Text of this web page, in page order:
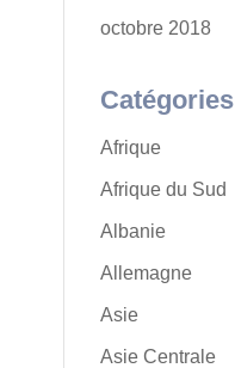
octobre 2018
Catégories
Afrique
Afrique du Sud
Albanie
Allemagne
Asie
Asie Centrale